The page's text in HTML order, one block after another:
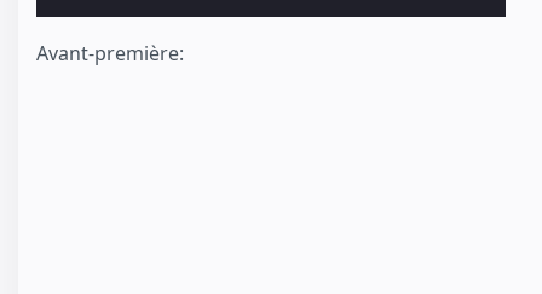
Avant-première: